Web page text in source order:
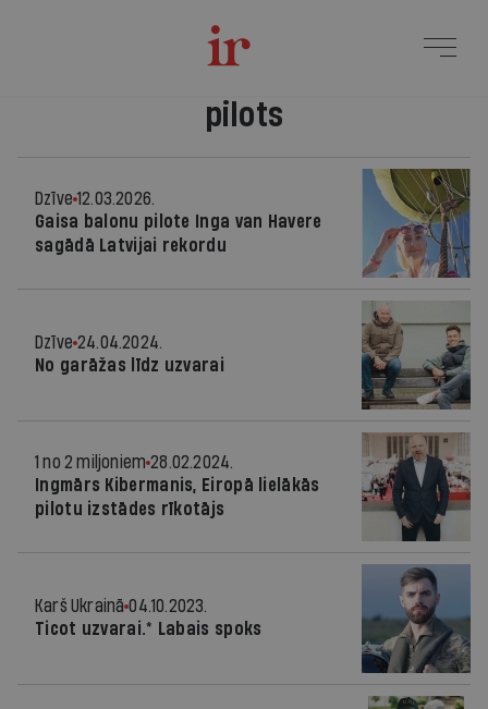
pilots
Dzīve 12.03.2026.
Gaisa balonu pilote Inga van Havere
sagādā Latvijai rekordu
Dzīve 24.04.2024.
No garāžas līdz uzvarai
1 no 2 miljoniem 28.02.2024.
Ingmārs Kibermanis, Eiropā lielākās
pilotu izstādes rīkotājs
Karš Ukrainā 04.10.2023.
Ticot uzvarai.* Labais spoks